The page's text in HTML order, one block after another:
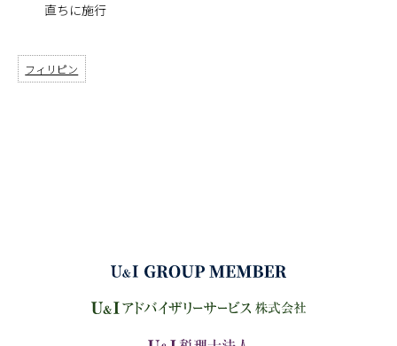
直ちに施行
フィリピン